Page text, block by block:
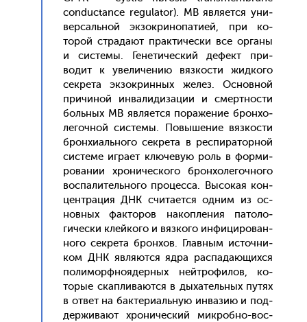
conductance regulator). МВ яв­ля­ет­ся уни­
вер­саль­ной эк­зокри­нопа­ти­ей, при ко­
торой стра­да­ют прак­ти­чес­ки все ор­га­ны
и сис­те­мы. Ге­нети­чес­кий де­фект при­
водит к уве­личе­нию вяз­кости жид­ко­го
сек­ре­та эк­зокрин­ных же­лез. Ос­новной
при­чиной ин­ва­лиди­зации и смер­тнос­ти
боль­ных МВ яв­ля­ет­ся по­раже­ние брон­хо­
легоч­ной сис­те­мы. По­выше­ние вяз­кости
брон­хи­аль­но­го сек­ре­та в рес­пи­ратор­ной
сис­те­ме иг­ра­ет клю­чевую роль в фор­ми­
рова­нии хро­ничес­ко­го брон­хо­легоч­но­го
вос­па­литель­но­го про­цес­са. Вы­сокая кон­
цен­тра­ция ДНК счи­та­ет­ся од­ним из ос­
новных фак­то­ров на­коп­ле­ния па­толо­
гичес­ки клей­ко­го и вяз­ко­го ин­фи­циро­ван­
но­го сек­ре­та брон­хов. Глав­ным ис­точни­
ком ДНК яв­ля­ют­ся яд­ра рас­па­да­ющих­ся
по­лимор­фно­ядер­ных ней­тро­филов, ко­
торые скап­ли­ва­ют­ся в ды­хатель­ных пу­тях
в от­вет на бак­те­ри­аль­ную ин­ва­зию и под­
держи­ва­ют хро­ничес­кий мик­робно-вос­